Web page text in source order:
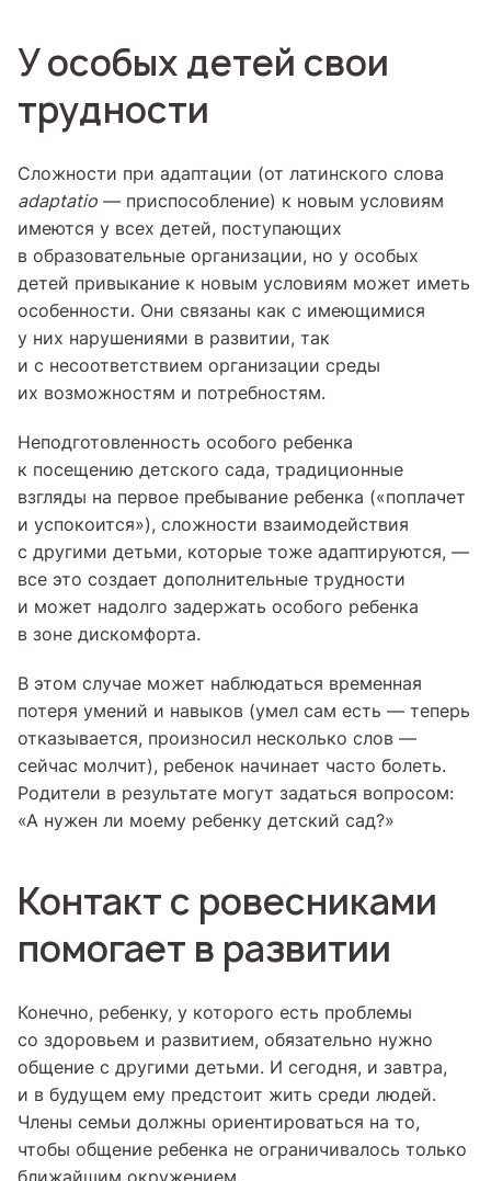
У особых детей свои
трудности
Сложности при адаптации (от латинского слова
adaptatio — приспособление) к новым условиям
имеются у всех детей, поступающих
в образовательные организации, но у особых
детей привыкание к новым условиям может иметь
особенности. Они связаны как с имеющимися
у них нарушениями в развитии, так
и с несоответствием организации среды
их возможностям и потребностям.
Неподготовленность особого ребенка
к посещению детского сада, традиционные
взгляды на первое пребывание ребенка («поплачет
и успокоится»), сложности взаимодействия
с другими детьми, которые тоже адаптируются, —
все это создает дополнительные трудности
и может надолго задержать особого ребенка
в зоне дискомфорта.
В этом случае может наблюдаться временная
потеря умений и навыков (умел сам есть — теперь
отказывается, произносил несколько слов —
сейчас молчит), ребенок начинает часто болеть.
Родители в результате могут задаться вопросом:
«А нужен ли моему ребенку детский сад?»
Контакт с ровесниками
помогает в развитии
Конечно, ребенку, у которого есть проблемы
со здоровьем и развитием, обязательно нужно
общение с другими детьми. И сегодня, и завтра,
и в будущем ему предстоит жить среди людей.
Члены семьи должны ориентироваться на то,
чтобы общение ребенка не ограничивалось только